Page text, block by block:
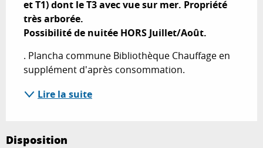
et T1) dont le T3 avec vue sur mer. Propriété
très arborée.
Possibilité de nuitée HORS Juillet/Août.
. Plancha commune Bibliothèque Chauffage en
supplément d'après consommation.
Lire la suite
Disposition